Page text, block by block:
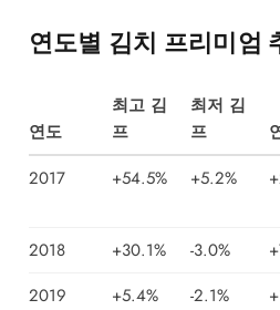
연도별 김치 프리미엄
연도
최고 김
프
최저 김
프
2017
+54.5% +5.2%
2018
+30.1% -3.0%
2019
+5.4% -2.1%